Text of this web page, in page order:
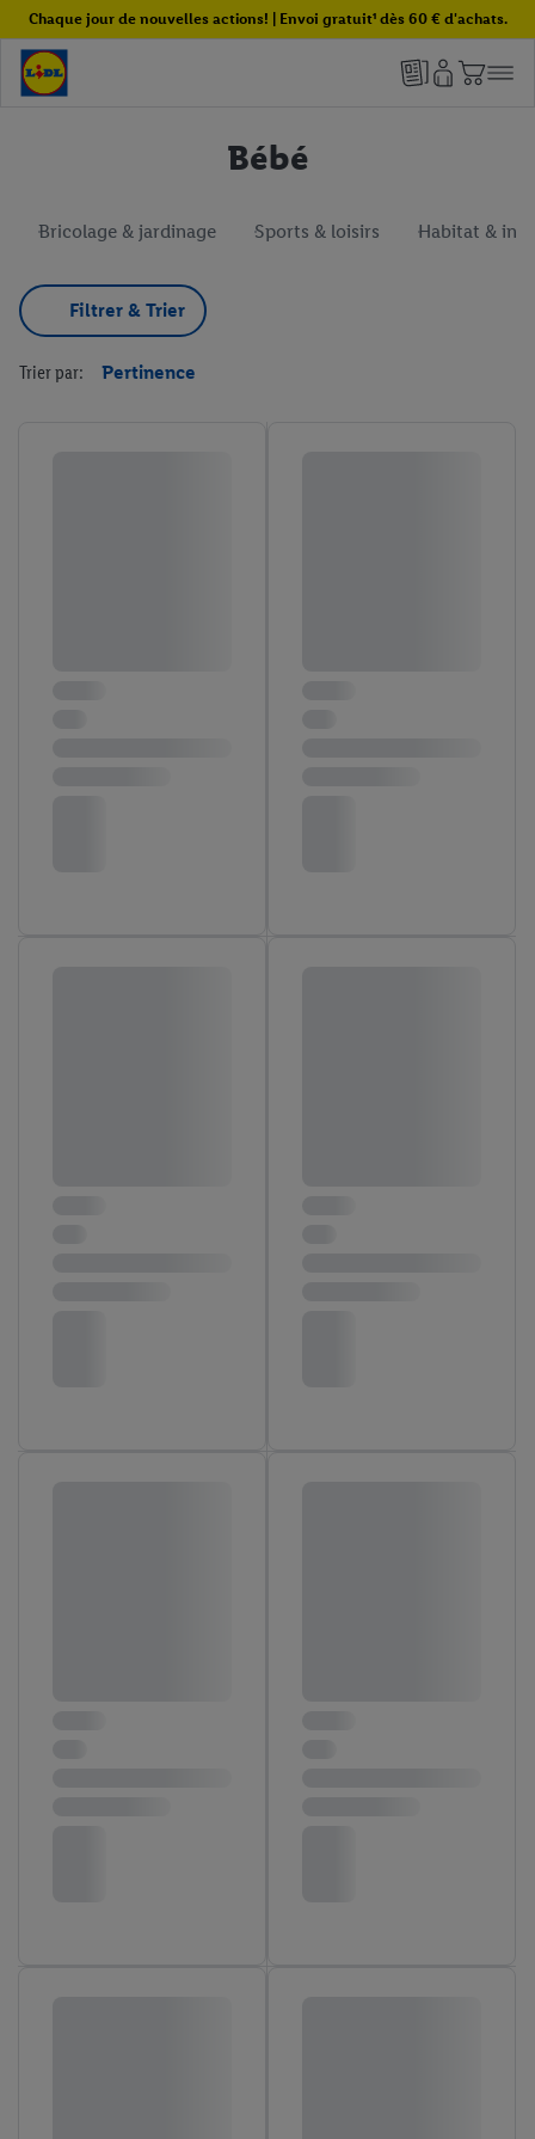
Chaque jour de nouvelles actions! | Envoi gratuit¹ dès 60 € d'achats.
Bébé
Bricolage & jardinage Sports & loisirs Habitat &
Filtrer & Trier
Trier par: Pertinence